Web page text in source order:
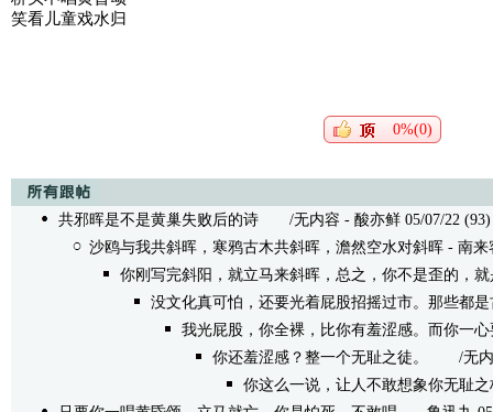
笑看儿童戏水归
0%(0)
共邪晖是不是黄巢失败后的诗 /无内容 - 酸亦鲜 05/07/22 (93)
沙鸥与我共斜晖，寒鸦古木共斜晖，澹然空水对斜晖 - 南来
你刚写完斜阳，就立马来斜晖，总之，你不是歪的，
没文化真可怕，还要光着屁股招摇过市。那些都
我光屁股，你全裸，比你有羞涩感。而你一
你还羞涩感？整一个无耻之徒。
/无内
你这么一说，让人不敢想象你无耻